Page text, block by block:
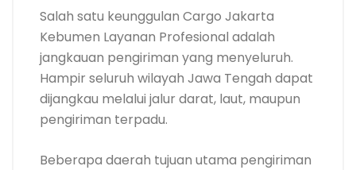
Salah satu keunggulan Cargo Jakarta
Kebumen Layanan Profesional adalah
jangkauan pengiriman yang menyeluruh.
Hampir seluruh wilayah Jawa Tengah dapat
dijangkau melalui jalur darat, laut, maupun
pengiriman terpadu.
Beberapa daerah tujuan utama pengiriman